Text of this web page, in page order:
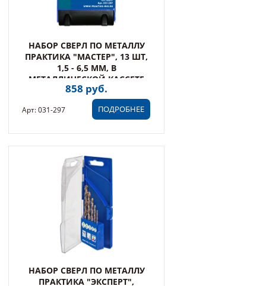
НАБОР СВЕРЛ ПО МЕТАЛЛУ
ПРАКТИКА "МАСТЕР", 13 ШТ,
1,5 - 6,5 ММ, В
МЕТАЛЛИЧЕСКОЙ КАССЕТЕ
(031-297)
858 руб.
ПОДРОБНЕЕ
Арт: 031-297
НАБОР СВЕРЛ ПО МЕТАЛЛУ
ПРАКТИКА "ЭКСПЕРТ",